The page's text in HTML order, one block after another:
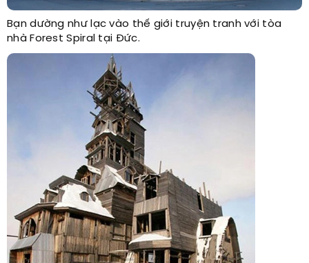
Bạn dường như lạc vào thế giới truyện tranh với tòa
nhà Forest Spiral tại Đức.